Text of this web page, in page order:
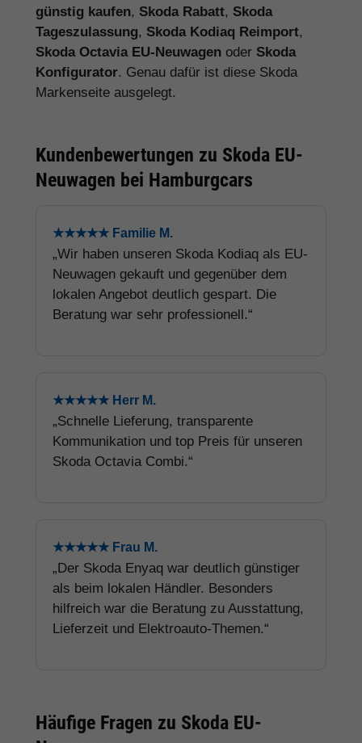
günstig kaufen, Skoda Rabatt, Skoda
Tageszulassung, Skoda Kodiaq Reimport,
Skoda Octavia EU-Neuwagen oder Skoda
Konfigurator. Genau dafür ist diese Skoda
Markenseite ausgelegt.
Kundenbewertungen zu Skoda EU-
Neuwagen bei Hamburgcars
★★★★★ Familie M.
„Wir haben unseren Skoda Kodiaq als EU-
Neuwagen gekauft und gegenüber dem
lokalen Angebot deutlich gespart. Die
Beratung war sehr professionell.“
★★★★★ Herr M.
„Schnelle Lieferung, transparente
Kommunikation und top Preis für unseren
Skoda Octavia Combi.“
★★★★★ Frau M.
„Der Skoda Enyaq war deutlich günstiger
als beim lokalen Händler. Besonders
hilfreich war die Beratung zu Ausstattung,
Lieferzeit und Elektroauto-Themen.“
Häufige Fragen zu Skoda EU-